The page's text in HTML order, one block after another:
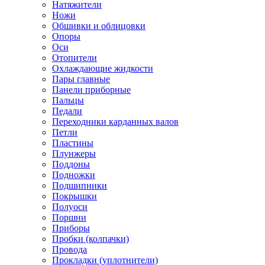
Натяжители
Ножи
Обшивки и облицовки
Опоры
Оси
Отопители
Охлаждающие жидкости
Пары главные
Панели приборные
Пальцы
Педали
Переходники карданных валов
Петли
Пластины
Плунжеры
Поддоны
Подножки
Подшипники
Покрышки
Полуоси
Поршни
Приборы
Пробки (колпачки)
Провода
Прокладки (уплотнители)